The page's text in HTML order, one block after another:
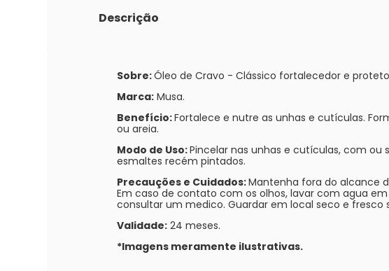
Descrição
Sobre:Óleo de Cravo - Clássico fortalecedor e
Marca: Musa.
Benefício:Fortalece e nutre as unhas e cutículas.
ou areia.
Modo de Uso:Pincelar nas unhas e cutículas, com
esmaltes recém pintados.
Precauções e Cuidados:Mantenha fora do alcance
Em caso de contato com os olhos, lavar com agua
consultar um medico. Guardar em local seco e fresco
Validade: 24 meses.
*Imagens meramente ilustrativas.